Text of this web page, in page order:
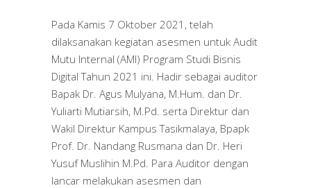
Pada Kamis 7 Oktober 2021, telah
dilaksanakan kegiatan asesmen untuk Audit
Mutu Internal (AMI) Program Studi Bisnis
Digital Tahun 2021 ini. Hadir sebagai auditor
Bapak Dr. Agus Mulyana, M.Hum. dan Dr.
Yuliarti Mutiarsih, M.Pd. serta Direktur dan
Wakil Direktur Kampus Tasikmalaya, Bpapk
Prof. Dr. Nandang Rusmana dan Dr. Heri
Yusuf Muslihin M.Pd. Para Auditor dengan
lancar melakukan asesmen dan